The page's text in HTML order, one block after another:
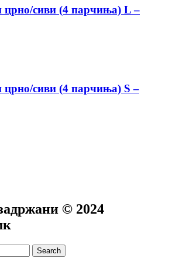
сиви (4 парчиња) L –
сиви (4 парчиња) S –
© 2024
Search